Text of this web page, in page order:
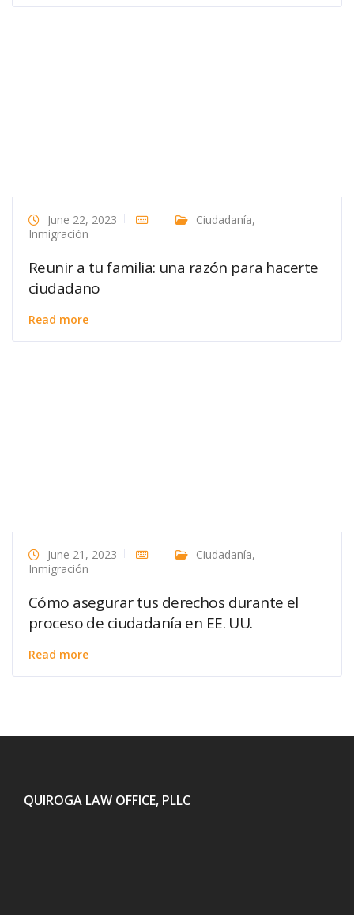
June 22, 2023 Ciudadanía,
Inmigración
Reunir a tu familia: una razón para hacerte
ciudadano
Read more
June 21, 2023 Ciudadanía,
Inmigración
Cómo asegurar tus derechos durante el
proceso de ciudadanía en EE. UU.
Read more
QUIROGA LAW OFFICE, PLLC